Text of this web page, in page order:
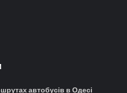
автобусів в Одесі